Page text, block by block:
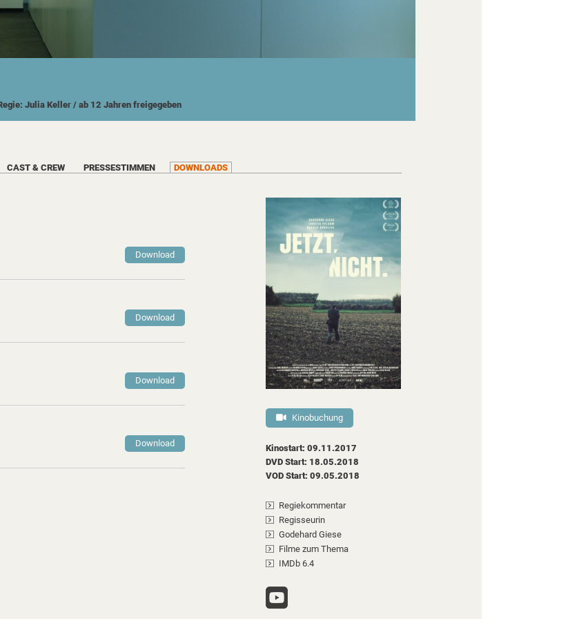
Julia Keller/ ab 12 Jahren freigegeben
CAST & CREW PRESSESTIMMEN DOWNLOADS
Kinobuchung
Kinostart: 09.11.2017
DVD Start: 18.05.2018
VOD Start: 09.05.2018
Regiekommentar
Regisseurin
Godehard Giese
Filme zum Thema
IMDb 6.4
Download
Download
Download
Download